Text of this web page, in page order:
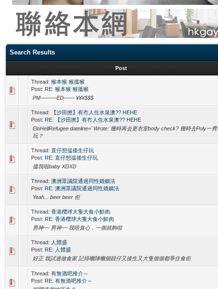
Search Results
Post
Thread: 猴本猴 猴搵猴
Post: RE: 猴本猴 猴搵猴
PM———ED—— ¥¥¥$$$
Thread:
【沙田撚】有冇人住水泉澳?? HEHE
Post: RE: 【沙田撚】有冇人住水泉澳?? HEHE
EloHellRefugee dateline=' Wrote: 幾時再去更衣室body check? 幾時去Poly一齊
玩？
Thread: 直仔想揾後生仔玩
Post: RE: 直仔想揾後生仔玩
搵我啦baby XDXD
Thread: 澳洲眾議院通過同性婚姻法
Post: RE: 澳洲眾議院通過同性婚姻法
Yeah... beer beer 佢
Thread: 香港欖球大隻大食小鮮肉
Post: RE: 香港欖球大隻大食小鮮肉
男神~~ 男神~~ 我唔貪心，一個就夠啦
Thread: 人體盛
Post: RE: 人體盛
好正 我試過做食家 記得嗰陣嗰個靚仔又後生又大隻個個都爭住食佢
Thread: 有無酒吧推介～
Post: RE: 有無酒吧推介～